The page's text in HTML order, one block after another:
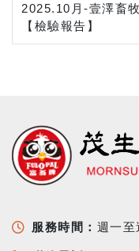
2025.10月-壹澤畜
【檢驗報告】
服務時間： 週一